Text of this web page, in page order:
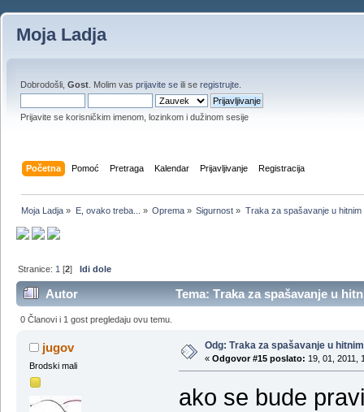
Moja Ladja
Dobrodošli, Gost . Molim vas prijavite se ili se registrujte
Prijavite se korisničkim imenom, lozinkom i dužinom sesije
Početna Pomoć Pretraga Kalendar Prijavljivanje Registracija
Moja Ladja » E, ovako treba... » Oprema» Sigurnost » Тraka za spašavanje u hitnim
Stranice: 1 [2]Idi dole
Autor Tema: Тraka za spašavanje u
0 Članovi i 1 gost pregledaju ovu temu.
jugov
Brodski mali
Odg: Тraka za spašavanje u
« Odgovor #15 poslato: 19, 01, 2011,
ako se bude